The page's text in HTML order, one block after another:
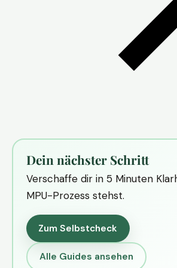
Dein nächster Schritt
Verschaffe dir in 5 Minuten
MPU-Prozess stehst.
Zum Selbstcheck
Alle Guides ansehen